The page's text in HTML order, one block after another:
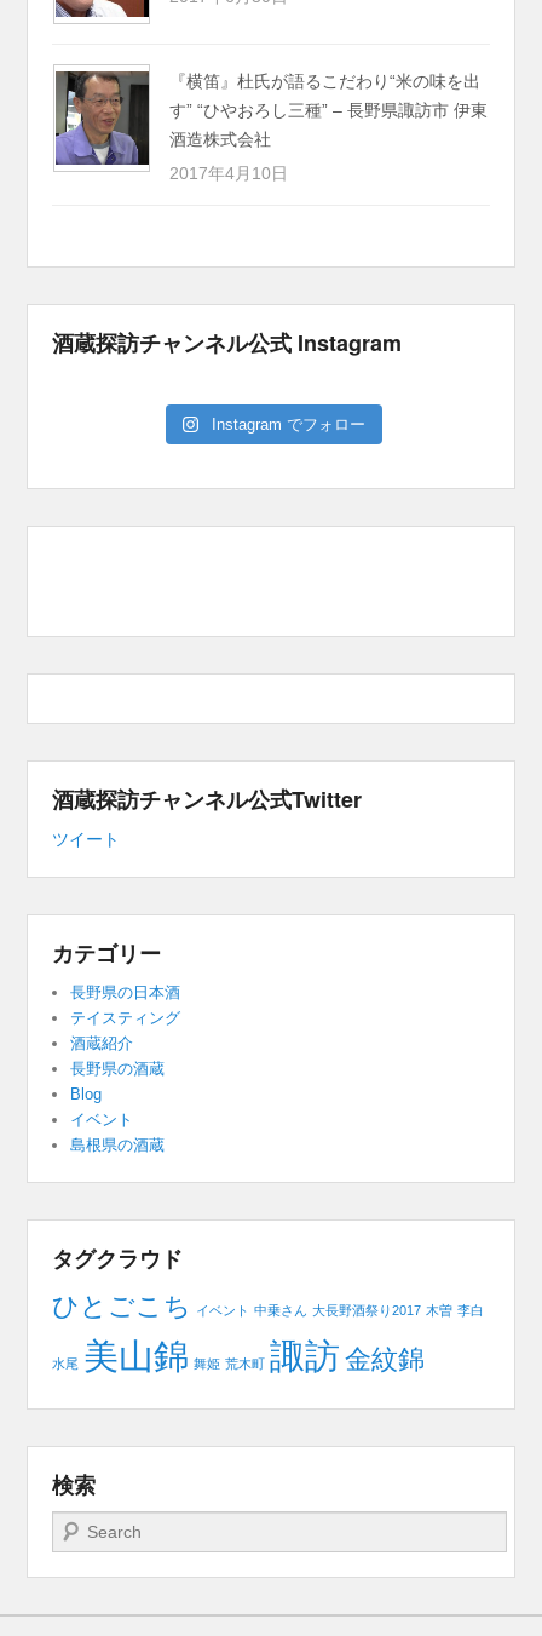
『横笛』杜氏が語るこだわり“米の味を出
す” “ひやおろし三種” – 長野県諏訪市 伊東
酒造株式会社
2017年4月10日
酒蔵探訪チャンネル公式 Instagram
Instagram でフォロー
酒蔵探訪チャンネル公式Twitter
ツイート
カテゴリー
長野県の日本酒
テイスティング
酒蔵紹介
長野県の酒蔵
Blog
イベント
島根県の酒蔵
タグクラウド
ひとごこち イベント 中乗さん 大長野酒祭り2017 木曽 李白
水尾 美山錦 舞姫 荒木町 諏訪 金紋錦
検索
検索